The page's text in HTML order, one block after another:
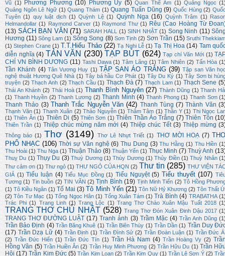
Vũ (1) Phương Phương (10) Phương Uy (5) Quan Thế Âm (1) Quảng Ngọc
Quảng Ngôn Lê Ngữ (1) Quang Thám (1) Quang Tuấn Dũng (9) Quốc Hùng (2)
Tuyên (1) quy luật dịch (1) Quỳnh Lệ (1) Quỳnh Nga (16) Quỳnh Trâm (1)
Helmandollar (1) Raymond Carver (1) Raymond Thư (1) Rêu (Cao Hoàng Từ
(13) SÁCH BẠN VĂN (71) SARAH HALL (1) SINH NHẬT (1) Song Ninh (11)
Hương (11) Sông Lam (1) Sông Song (8) Sơn Tịnh (2) Sơn Trần (15) Sruthi
(1) Stephen Crane (1) T.T.Hiếu Thảo (22) Tạ Nghi Lễ (1) Tạ Thị Hoa (14) Tam
diễn nghĩa (4) TẢN VĂN (230) TẠP BÚT (624) Tạp chí Văn Mới (1)
CHÍ VN BÌNH DƯƠNG (11) Tashi Dawa (1) Tâm Lãng (1) Tâm Nhiên (2) Tấn Hòa
Tần Khánh (4) Tân Vương Huy (1) TẬP SAN ÁO TRẮNG (39) Tập san Văn
nghệ thuật Hương Quê Nhà (1) Tây bá hầu Cơ Phát (1) Tây Du Ký (1) Tây Sơn bi
truyện (2) Thạch Anh (2) Thạch Cầu (1) Thạch Đà (7) Thạch Lam (1) Thạch Sene
Thái An Khánh (2) Thái Hoà (1) Thanh Bình Nguyên (27) Thành Dũng (1) Thanh
(1) Thanh Huyền (2) Thanh Lương (2) Thanh Minh (4) Thanh Phong (1) Thanh Sơn
Thanh Thảo (3) Thanh Trắc Nguyễn Văn (42) Thanh Tùng (7) Thành Văn
Thạnh Văn (1) Thanh Xuân (2) Thảo Nguyễn (1) Thâm Tâm (1) Thần Y (1) Thi Ngọc
(1) Thiên Ân (1) Thiên Di (5) Thiên Sơn (1) Thiên Thần Áo Trắng (7) Thiên Tôn
Thiên Trần (1) Thiệp chúc mừng năm mới (4) Thiệp chúc Tết (3) Thiệp mừng
Thông báo (1) Thơ (3149) Thơ Lê Nhựt Triết (1) THƠ MỜI HOẠ (7)
PHỔ NHẠC (106) Thời sự Văn nghệ (6) Thu Dung (3) Thu Hằng (1) Thu Hiền
Thu Hoài (1) Thu Nga (1) Thuận Thảo (8) Thuận Yến (1) Thục Minh (7) Thuỳ Anh
Thuỵ Du (1) Thụy Du (3) Thuỳ Dương (1) Thùy Dương (1) Thủy Điền (1) Thuỳ Nhân
Thư cảm ơn (1) Thư ngỏ (1) THƯ NGỎ CỦA HQN (2) Thư tin (285) THƯ VIỆN
GIẢ (1) Tiểu luận (4) Tiểu Mục Đồng (1) Tiểu Nguyệt (5) Tiểu thuyết (107)
Tương (1) Tin buồn (2) TIN VĂN (2) Tịnh Bình (19) Tịnh Minh Tiến (2) Tô Hồng
(1) Tô Kiều Ngân (1) Tố Mai (3) Tô Minh Yến (21) Tôn Nữ Hỷ Khương (2) Tôn Thất
(2) Tôn Tư Mạc (1) Tống Ngọc Hân (1) Tống Xuân Tám (1) Trà Bình (4) TRABATHA
Trác Phi (1) Trang Linh (1) Trang Lộc (1) Trang Thơ Chào Xuân Mậu Tuất 2018
TRANG THƠ CHỦ NHẬT (528) Trang Thơ Đón Xuân Đinh Dậu 2017
TRANG THƠ ĐƯỜNG LUẬT (17) Tranh ảnh (3) Trầm Mặc (4) Trần Anh Dũng
Trần Bảo Định (4) Trần Băng Khuê (1) Trần Biên Thùy (1) Trần Dần (1) Trần Duy
(17) Trần Dzạ Lữ (4) Trần Định (1) Trần Đình Sử (2) Trần Đoàn Luận (1) Trần Đức
(2) Trần Đức Hiển (1) Trần Đức Tín (1) Trần Hà Nam (4) Trần Hoàng Vy (2)
Hồng Vân (5) Trần Huiền Ân (2) Trần Huy Minh Phương (2) Trần Hữu Du (1) Trần
Hội (17) Trần Kim Đức (5) Trần Kim Loan (2) Trần Kim Quy (1) Trần Lê Sơn Ý (2)